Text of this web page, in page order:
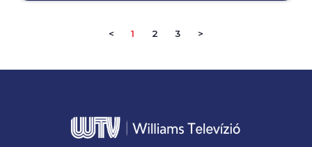
< 1 2 3 >